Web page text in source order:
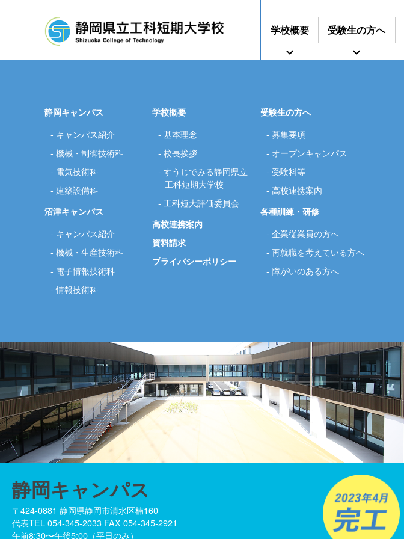
学校概要
基本理念 校長挨拶 すうじでみる静岡
受験生の方へ
募集要項 オープ
事業主推薦について
企業従業員の方へ 再就職を
工科短期大学校 技術専門校
静岡キャンパス
キャンパス紹介
機械・制御技術科
電気技術科
建築設備科
沼津キャンパス
キャンパス紹介
機械・生産技術科
電子情報技術科
情報技術科
学校概要
基本理念
校長挨拶
すうじでみる静岡県立
工科短期大学校
工科短大評価委員会
高校連携案内
資料請求
プライバシーポリシー
受験生の方へ
募集要項
オープンキャンパス
受験料等
高校連携案内
各種訓練・研修
企業従業員の方へ
再就職を考えている方へ
障がいのある方へ
静岡キャンパス
〒424-0881 静岡県静岡市清水区楠160
代表TEL 054-345-2033 FAX 054-345-2921
午前8:30〜午後5:00（平日のみ）